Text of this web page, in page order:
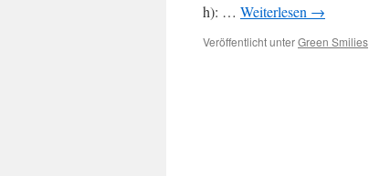
h): … Weiterlesen →
Veröffentlicht unterGreen Smilies